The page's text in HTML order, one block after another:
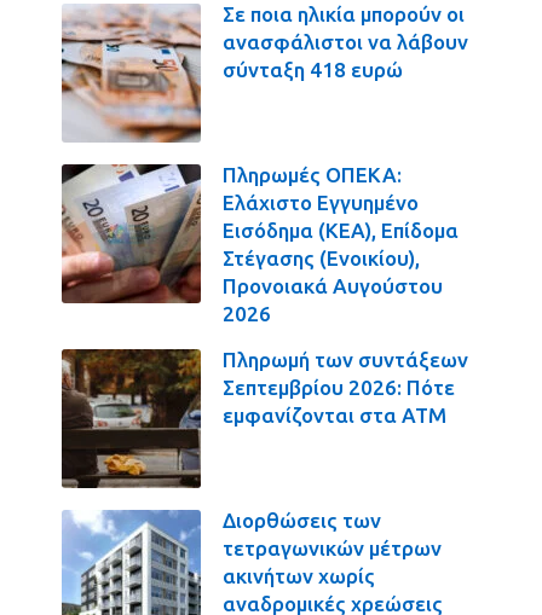
Σε ποια ηλικία μπορούν οι
ανασφάλιστοι να λάβουν
σύνταξη 418 ευρώ
Πληρωμές ΟΠΕΚΑ:
Ελάχιστο Εγγυημένο
Εισόδημα (ΚΕΑ), Επίδομα
Στέγασης (Ενοικίου),
Προνοιακά Αυγούστου
2026
Πληρωμή των συντάξεων
Σεπτεμβρίου 2026: Πότε
εμφανίζονται στα ΑΤΜ
Διορθώσεις των
τετραγωνικών μέτρων
ακινήτων χωρίς
αναδρομικές χρεώσεις